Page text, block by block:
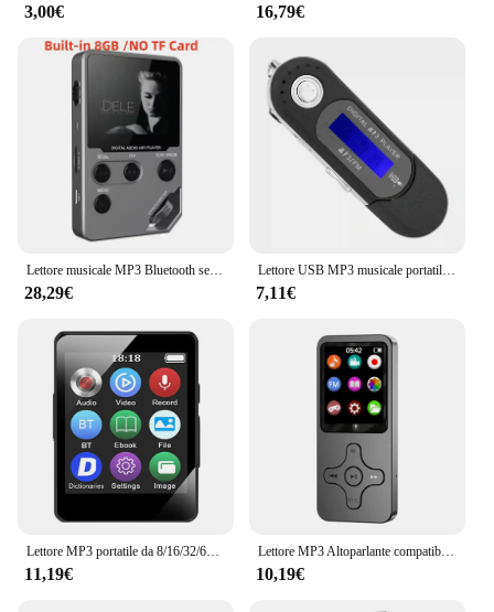
3,00€ 16,79€
28,29€
Lettore USB MP3 musicale portatile con scheda di memoria vocale con schermo LCD (nero blu bianco)
7,11€
11,19€
Lettore MP3 Altoparlante compatibile Bluetooth 8/16/32/64/128GB Mini lettore musicale Mp3 Ricevitore radio FM Altoparlante incorporato E-Book Walkman
10,19€